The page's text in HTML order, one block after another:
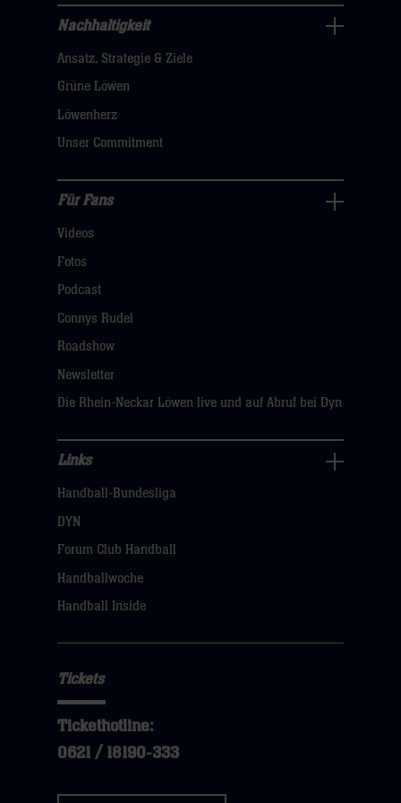
hier
Nachhaltigkeit
Navigation
öffnen,
dann
klicken
hier
Nachhaltigkeit
Ansatz, Strategie & Ziele
Grüne Löwen
Löwenherz
Unser Commitment
Fans
Navigation
öffnen,
hier
Für Fans
Videos
Fotos
Podcast
Connys Rudel
Roadshow
Newsletter
Die Rhein-Neckar Löwen live und auf Abruf bei Dyn
Navigation
öffnen,
dann
Links
Handball-Bundesliga
DYN
Forum Club Handball
Handballwoche
Handball Inside
Tickets
Tickethotline:
0621 / 18190-333